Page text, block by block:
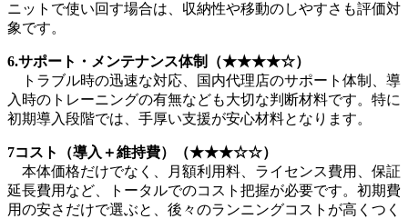
ニットで使い回す場合は、収納性や移動のしやすさも評価対
象です。
6.サポート・メンテナンス体制（★★★★☆）
トラブル時の迅速な対応、国内代理店のサポート体制、導
入時のトレーニングの有無なども大切な判断材料です。特に
初期導入段階では、手厚い支援が安心材料となります。
7コスト（導入＋維持費）（★★★☆☆）
本体価格だけでなく、月額利用料、ライセンス費用、保証
延長費用など、トータルでのコスト把握が必要です。初期費
用の安さだけで選ぶと、後々のランニングコストが高くつく